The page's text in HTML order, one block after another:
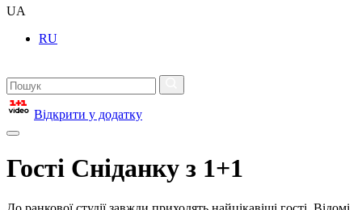
UA
RU
Відкрити у додатку
Гості Сніданку з 1+1